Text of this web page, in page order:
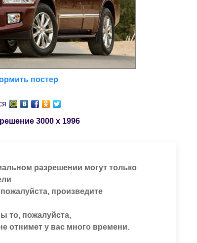
постер
3000 x 1996
разрешении могут только
произведите
то, пожалуйста,
отнимет у вас много времени.